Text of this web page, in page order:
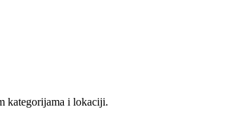
kategorijama i lokaciji.